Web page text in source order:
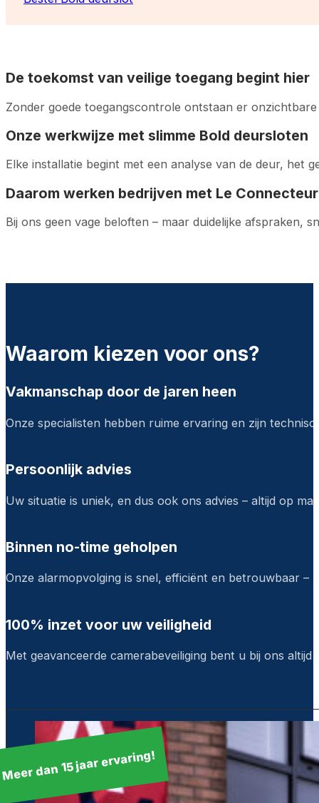
De toekomst van veilige toegang begint hier
Zonder goede toegangscontrole ontstaan er
Onze werkwijze met slimme Bold deursloten
Elke installatie begint met een analyse van de deur, het
Daarom werken bedrijven met Le Connecteur
Bij ons geen vage beloften – maar duidelijke afspraken,
Waarom kiezen voor ons?
Vakmanschap door de jaren heen
Onze specialisten hebben ruime ervaring en zijn
Persoonlijk advies
Uw situatie is uniek, en dus ook ons advies – altijd op
Binnen no-time geholpen
Onze alarmopvolging is snel, efficiënt en betrouwbaar –
100% inzet voor uw veiligheid
Met geavanceerde camerabeveiliging bent u bij ons
Meer dan 15 jaar ervaring!